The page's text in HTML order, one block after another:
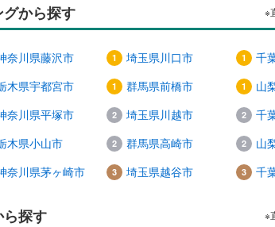
から探す ※
奈川県藤沢市 埼玉県川口市
千
木県宇都宮市 群馬県前橋市
山
奈川県平塚市 埼玉県川越市
千
木県小山市 群馬県高崎市
山
奈川県茅ヶ崎市 埼玉県越谷市 千
探す ※